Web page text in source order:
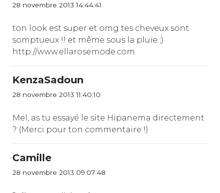
28 novembre 2013 14:44:41
ton look est super et omg tes cheveux sont
somptueux !! et même sous la pluie ;)
http://www.ellarosemode.com
KenzaSadoun
28 novembre 2013 11:40:10
Mel, as tu essayé le site Hipanema directement
? (Merci pour ton commentaire !)
Camille
28 novembre 2013 09:07:48